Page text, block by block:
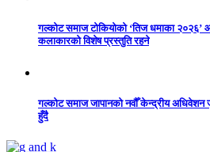
गल्कोट समाज टोकियोको ‘तिज धमाका २०२६’
कलाकारको विशेष प्रस्तुति रहने
गल्कोट समाज जापानको नवौँ केन्द्रीय
हुँदै